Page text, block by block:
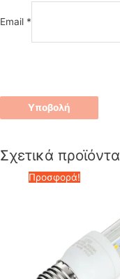
Email *
Σχετικά προϊόντα
Προσφορά!